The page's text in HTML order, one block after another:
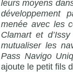
leurs moyens
développement
menée avec les
Clamart et
mutualiser les
Pass Navigo
ajoute le petit fils